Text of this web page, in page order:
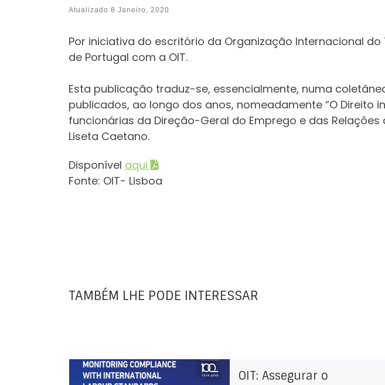
Atualizado 8 Janeiro, 2020
Por iniciativa do escritório da Organização Internacional
de Portugal com a OIT.
Esta publicação traduz-se, essencialmente, numa
publicados, ao longo dos anos, nomeadamente “O Direito
funcionárias da Direção-Geral do Emprego e das
Liseta Caetano.
Disponível aqui
Fonte: OIT- Lisboa
TAMBÉM LHE PODE INTERESSAR
OIT: Assegurar o